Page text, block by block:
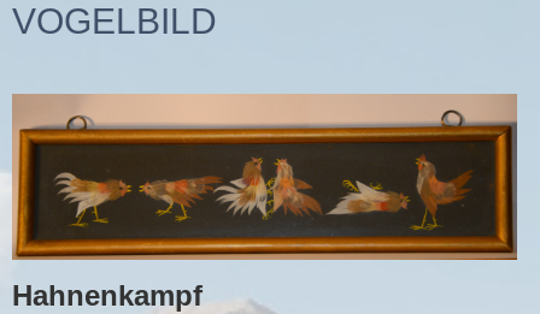
VOGELBILD
Hahnenkampf